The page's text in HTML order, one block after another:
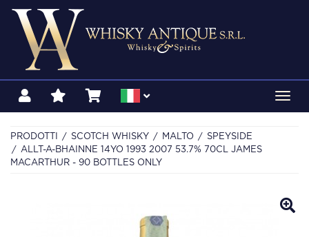
PRODOTTI SCOTCH WHISKY MALTO
SPEYSIDE
ALLT-A-BHAINNE 14YO 1993 2007 53.7% 70CL JAMES
MACARTHUR - 90 BOTTLES ONLY